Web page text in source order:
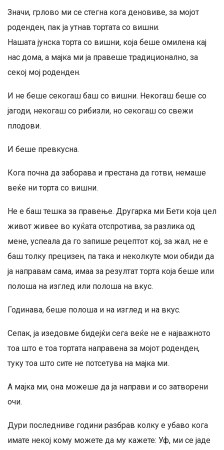
Значи, грлово ми се стегна кога деновиве, за мојот
роденден, пак ја утнав тортата со вишни.
Нашата јунска торта со вишни, која беше омилена кај
нас дома, а мајка ми ја правеше традиционално, за
секој мој роденден.
И не беше секогаш баш со вишни. Некогаш беше со
јагоди, некогаш со рибизли, но секогаш со свежи
плодови.
И беше превкусна.
Кога почна да заборава и престана да готви, немаше
веќе ни торта со вишни.
Не е баш тешка за правење. Другарка ми Бети која цел
живот живее во куќата отспротива, за разлика од
мене, успеала да го запише рецептот кој, за жал, не е
баш толку прецизен, па така и неколкуте мои обиди да
ја направам сама, имаа за резултат торта која беше или
полоша на изглед или полоша на вкус.
Годинава, беше полоша и на изглед и на вкус.
Сепак, ја изедовме бидејќи сега веќе не е најважното
тоа што е тоа тортата направена за мојот роденден,
туку тоа што сите не потсетува на мајка ми.
А мајка ми, она можеше да ја направи и со затворени
очи.
Дури последниве години разбрав колку е убаво кога
имате некој кому можете да му кажете: Уф, ми се јаде